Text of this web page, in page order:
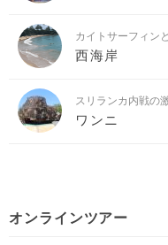
カイトサーフィン
西海岸
スリランカ内戦の
ワンニ
オンラインツアー